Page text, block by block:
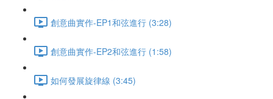
創意曲實作-EP1和弦進行 (3:28)
創意曲實作-EP2和弦進行 (1:58)
如何發展旋律線 (3:45)